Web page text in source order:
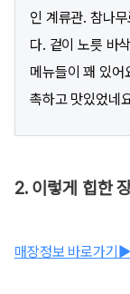
인 계류관. 참나
다. 겉이 노릇 바
메뉴들이 꽤 있어
촉하고 맛있었네
2. 이렇게 힙한
매장정보 바로가기▶